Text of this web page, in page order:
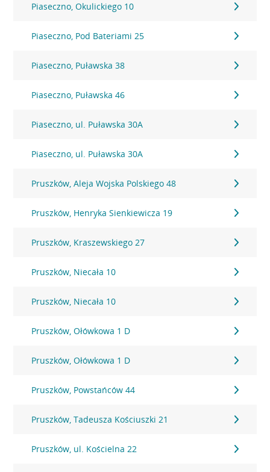
Piaseczno, Okulickiego 10
Piaseczno, Pod Bateriami 25
Piaseczno, Puławska 38
Piaseczno, Puławska 46
Piaseczno, ul. Puławska 30A
Piaseczno, ul. Puławska 30A
Pruszków, Aleja Wojska Polskiego 48
Pruszków, Henryka Sienkiewicza 19
Pruszków, Kraszewskiego 27
Pruszków, Niecała 10
Pruszków, Niecała 10
Pruszków, Ołówkowa 1 D
Pruszków, Ołówkowa 1 D
Pruszków, Powstańców 44
Pruszków, Tadeusza Kościuszki 21
Pruszków, ul. Kościelna 22